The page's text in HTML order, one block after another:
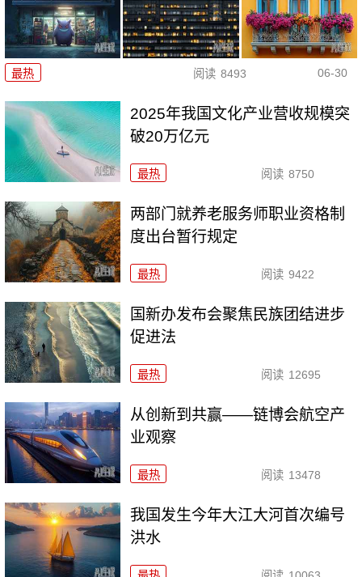
最热 阅读 8493 06-30
2025年我国文化产业营收规模突
破20万亿元
最热 阅读 8750
两部门就养老服务师职业资格制
度出台暂行规定
最热 阅读 9422
国新办发布会聚焦民族团结进步
促进法
最热 阅读 12695
从创新到共赢——链博会航空产
业观察
最热 阅读 13478
我国发生今年大江大河首次编号
洪水